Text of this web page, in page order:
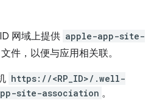
网域上提供 apple-app-site-
件，以便与应用相关联。
https://<RP_ID>/.well-
site-association 。